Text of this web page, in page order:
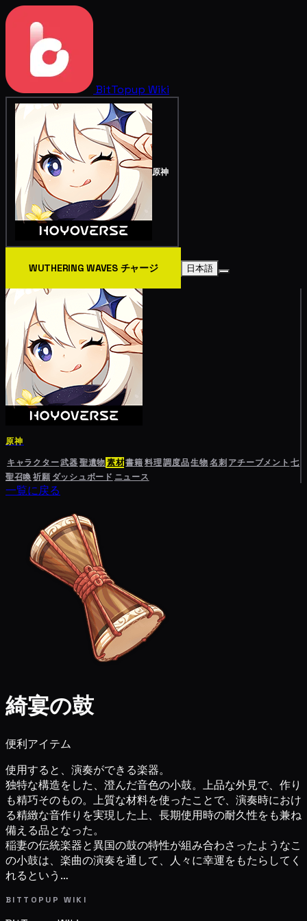
BitTopup Wiki
原神
WUTHERING WAVES チャージ 日本語
原神
キャラクター武器聖遺物素材書籍料理調度品生物名刺 アチーブメント 七
聖召喚祈願 ダッシュボード ニュース
一覧に戻る
綺宴の鼓
便利アイテム
使用すると、演奏ができる楽器。
独特な構造をした、澄んだ音色の小鼓。上品な外見で、作り
も精巧そのもの。上質な材料を使ったことで、演奏時におけ
る精緻な音作りを実現した上、長期使用時の耐久性をも兼ね
備える品となった。
稲妻の伝統楽器と異国の鼓の特性が組み合わさったようなこ
の小鼓は、楽曲の演奏を通して、人々に幸運をもたらしてく
れるという…
BITTOPUP WIKI